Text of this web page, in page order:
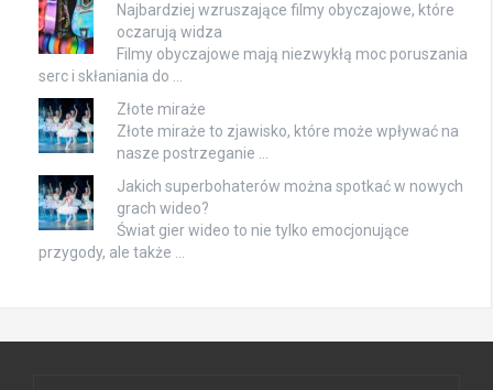
Najbardziej wzruszające filmy obyczajowe, które
oczarują widza
Filmy obyczajowe mają niezwykłą moc poruszania
serc i skłaniania do …
Złote miraże
Złote miraże to zjawisko, które może wpływać na
nasze postrzeganie …
Jakich superbohaterów można spotkać w nowych
grach wideo?
Świat gier wideo to nie tylko emocjonujące
przygody, ale także …